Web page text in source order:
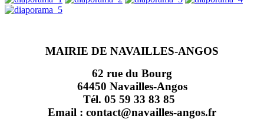
MAIRIE DE NAVAILLES-ANGOS
62 rue du Bourg
64450 Navailles-Angos
Tél. 05 59 33 83 85
Email : contact@navailles-angos.fr